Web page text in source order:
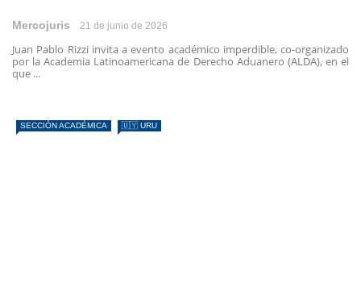
Mercojuris 21 de junio de 2026
Juan Pablo Rizzi invita a evento académico imperdible, co-organizado
por la Academia Latinoamericana de Derecho Aduanero (ALDA), en el
que ...
SECCIÓN ACADÉMICA 🇺🇾 URU